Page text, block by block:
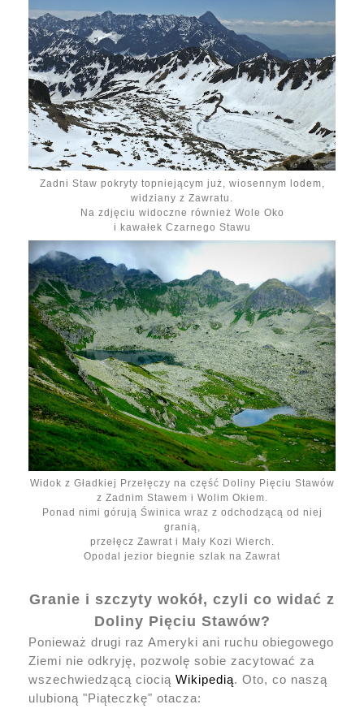
Zadni Staw pokryty topniejącym już, wiosennym lodem,
widziany z Zawratu.
Na zdjęciu widoczne również Wole Oko
i kawałek Czarnego Stawu
Widok z Gładkiej Przełęczy na część Doliny Pięciu Stawów
z Zadnim Stawem i Wolim Okiem.
Ponad nimi górują Świnica wraz z odchodzącą od niej
granią,
przełęcz Zawrat i Mały Kozi Wierch.
Opodal jezior biegnie szlak na Zawrat
Granie i szczyty wokół, czyli co widać z
Doliny Pięciu Stawów?
Ponieważ drugi raz Ameryki ani ruchu obiegowego
Ziemi nie odkryję, pozwolę sobie zacytować za
wszechwiedzącą ciocią Wikipedią. Oto, co naszą
ulubioną "Piąteczkę" otacza: